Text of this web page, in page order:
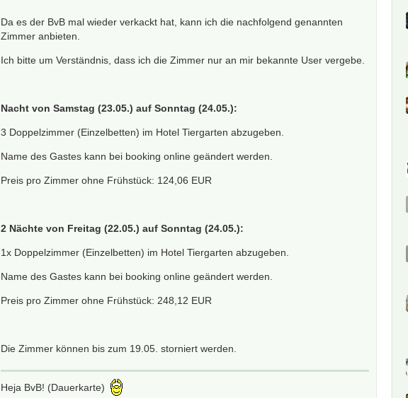
Da es der BvB mal wieder verkackt hat, kann ich die nachfolgend genannten
Zimmer anbieten.
Ich bitte um Verständnis, dass ich die Zimmer nur an mir bekannte User vergebe.
Nacht von Samstag (23.05.) auf Sonntag (24.05.):
3 Doppelzimmer (Einzelbetten) im Hotel Tiergarten abzugeben.
Name des Gastes kann bei booking online geändert werden.
Preis pro Zimmer ohne Frühstück: 124,06 EUR
2 Nächte von Freitag (22.05.) auf Sonntag (24.05.):
1x Doppelzimmer (Einzelbetten) im Hotel Tiergarten abzugeben.
Name des Gastes kann bei booking online geändert werden.
Preis pro Zimmer ohne Frühstück: 248,12 EUR
Die Zimmer können bis zum 19.05. storniert werden.
Heja BvB! (Dauerkarte)